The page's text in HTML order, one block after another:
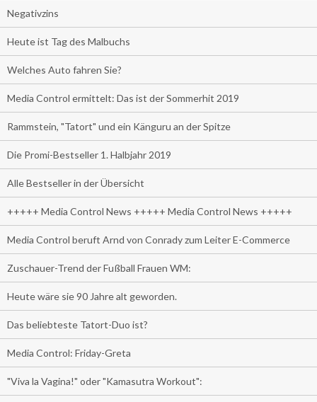
Negativzins
Heute ist Tag des Malbuchs
Welches Auto fahren Sie?
Media Control ermittelt: Das ist der Sommerhit 2019
Rammstein, "Tatort" und ein Känguru an der Spitze
Die Promi-Bestseller 1. Halbjahr 2019
Alle Bestseller in der Übersicht
+++++ Media Control News +++++ Media Control News +++++
Media Control beruft Arnd von Conrady zum Leiter E-Commerce
Zuschauer-Trend der Fußball Frauen WM:
Heute wäre sie 90 Jahre alt geworden.
Das beliebteste Tatort-Duo ist?
Media Control: Friday-Greta
"Viva la Vagina!" oder "Kamasutra Workout":